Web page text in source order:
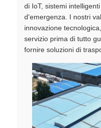
di IoT, sistemi
d'emergenza. I nostri
innovazione
servizio prima di tutto
fornire soluzioni di